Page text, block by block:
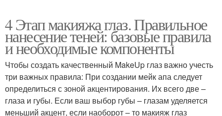
4 Этап макияжа глаз. Правильное
нанесение теней: базовые правила
и необходимые компоненты
Чтобы создать качественный MakeUp глаз важно учесть
три важных правила: При создании мейк апа следует
определиться с зоной акцентирования. Их всего две –
глаза и губы. Если ваш выбор губы – глазам уделяется
меньший акцент, если наоборот – то макияж глаз